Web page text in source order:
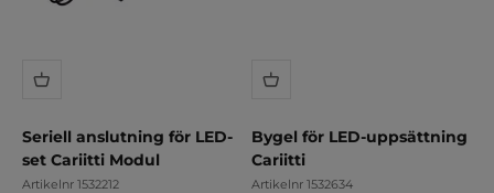
Seriell anslutning för LED-
set Cariitti Modul
Artikelnr 1532212
Bygel för LED-uppsättning
Cariitti
Artikelnr 1532634